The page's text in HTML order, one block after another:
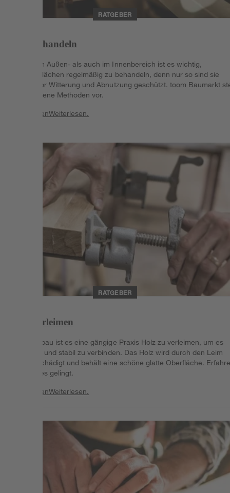
RATGEBER
Holz behandeln
Sowohl im Außen- als auch im Innenbereich ist es wichtig,
Holzoberflächen regelmäßig zu behandeln, denn nur so sind sie
optimal vor Witterung und Abnutzung geschützt. toom Baumarkt
verschiedene Methoden vor.
WeiterlesenWeiterlesen.
RATGEBER
Holz verleimen
Im Möbelbau ist es eine gängige Praxis Holz zu verleimen, um es
dauerhaft und stabil zu verbinden. Das Holz wird durch den Leim
nicht beschädigt und behält eine schöne glatte Oberfläche.
wie dir dies gelingt.
WeiterlesenWeiterlesen.